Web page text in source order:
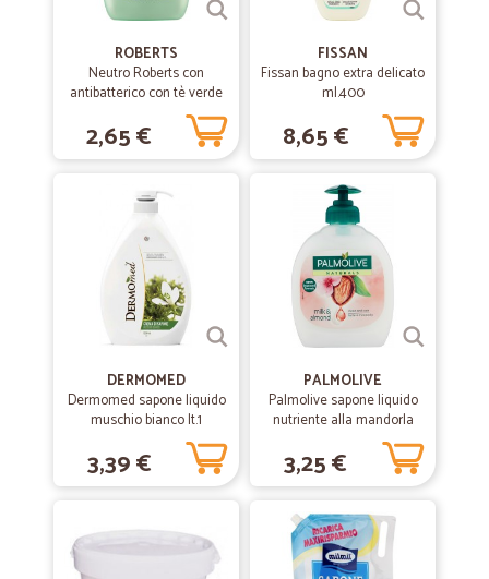
ROBERTS
Neutro Roberts con
antibatterico con tè verde
Sapone Liquido
Dermotestato 200 ml.
2,65 €
FISSAN
Fissan bagno extra delicato
ml.400
8,65 €
DERMOMED
Dermomed sapone liquido
muschio bianco lt.1
3,39 €
PALMOLIVE
Palmolive sapone liquido
nutriente alla mandorla
3,25 €